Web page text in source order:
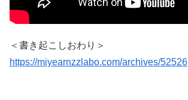
＜書き起こしおわり＞
https://miyearnzzlabo.com/archives/52526